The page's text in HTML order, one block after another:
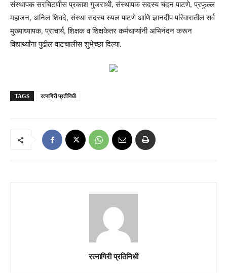
संस्थापक सरचिटणीस प्रकाश गुजराथी, संस्थापक सदस्य चंदन पाटणे, प्रफुल्ल
महाजन, अनिल शिवदे, संस्था सदस्य रुपल पाटणे आणि ज्ञानदीप परिवारातील सर्व
मुख्याध्यापक, प्राचार्य, शिक्षक व शिक्षकेतर कर्मचाऱ्यांनी अभिनंदन करून
विद्यार्थ्यांना पुढील वाटचालीस शुभेच्छा दिल्या.
TAGS रत्नागिरी प्रतीनिघी
रत्नागिरी प्रतिनिधी